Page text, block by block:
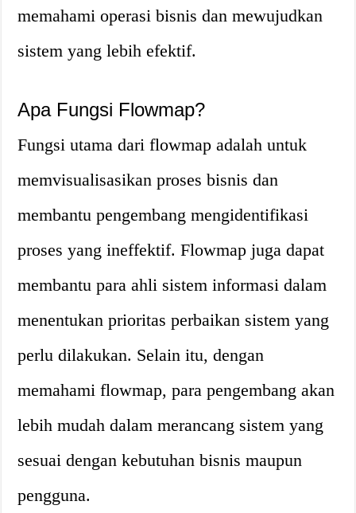
memahami operasi bisnis dan mewujudkan
sistem yang lebih efektif.
Apa Fungsi Flowmap?
Fungsi utama dari flowmap adalah untuk
memvisualisasikan proses bisnis dan
membantu pengembang mengidentifikasi
proses yang ineffektif. Flowmap juga dapat
membantu para ahli sistem informasi dalam
menentukan prioritas perbaikan sistem yang
perlu dilakukan. Selain itu, dengan
memahami flowmap, para pengembang akan
lebih mudah dalam merancang sistem yang
sesuai dengan kebutuhan bisnis maupun
pengguna.